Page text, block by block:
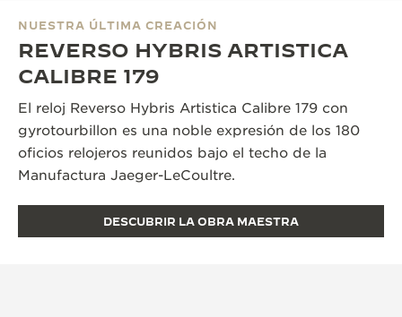
NUESTRA ÚLTIMA CREACIÓN
REVERSO HYBRIS ARTISTICA
CALIBRE 179
El reloj Reverso Hybris Artistica Calibre 179 con
gyrotourbillon es una noble expresión de los 180
oficios relojeros reunidos bajo el techo de la
Manufactura Jaeger-LeCoultre.
DESCUBRIR LA OBRA MAESTRA